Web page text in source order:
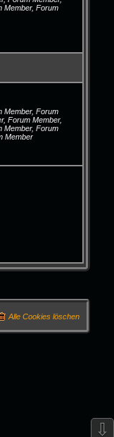
Member, Forum
Member, Forum
Forum Member,
Member, Forum
Member
Alle Cookies löschen
⇩